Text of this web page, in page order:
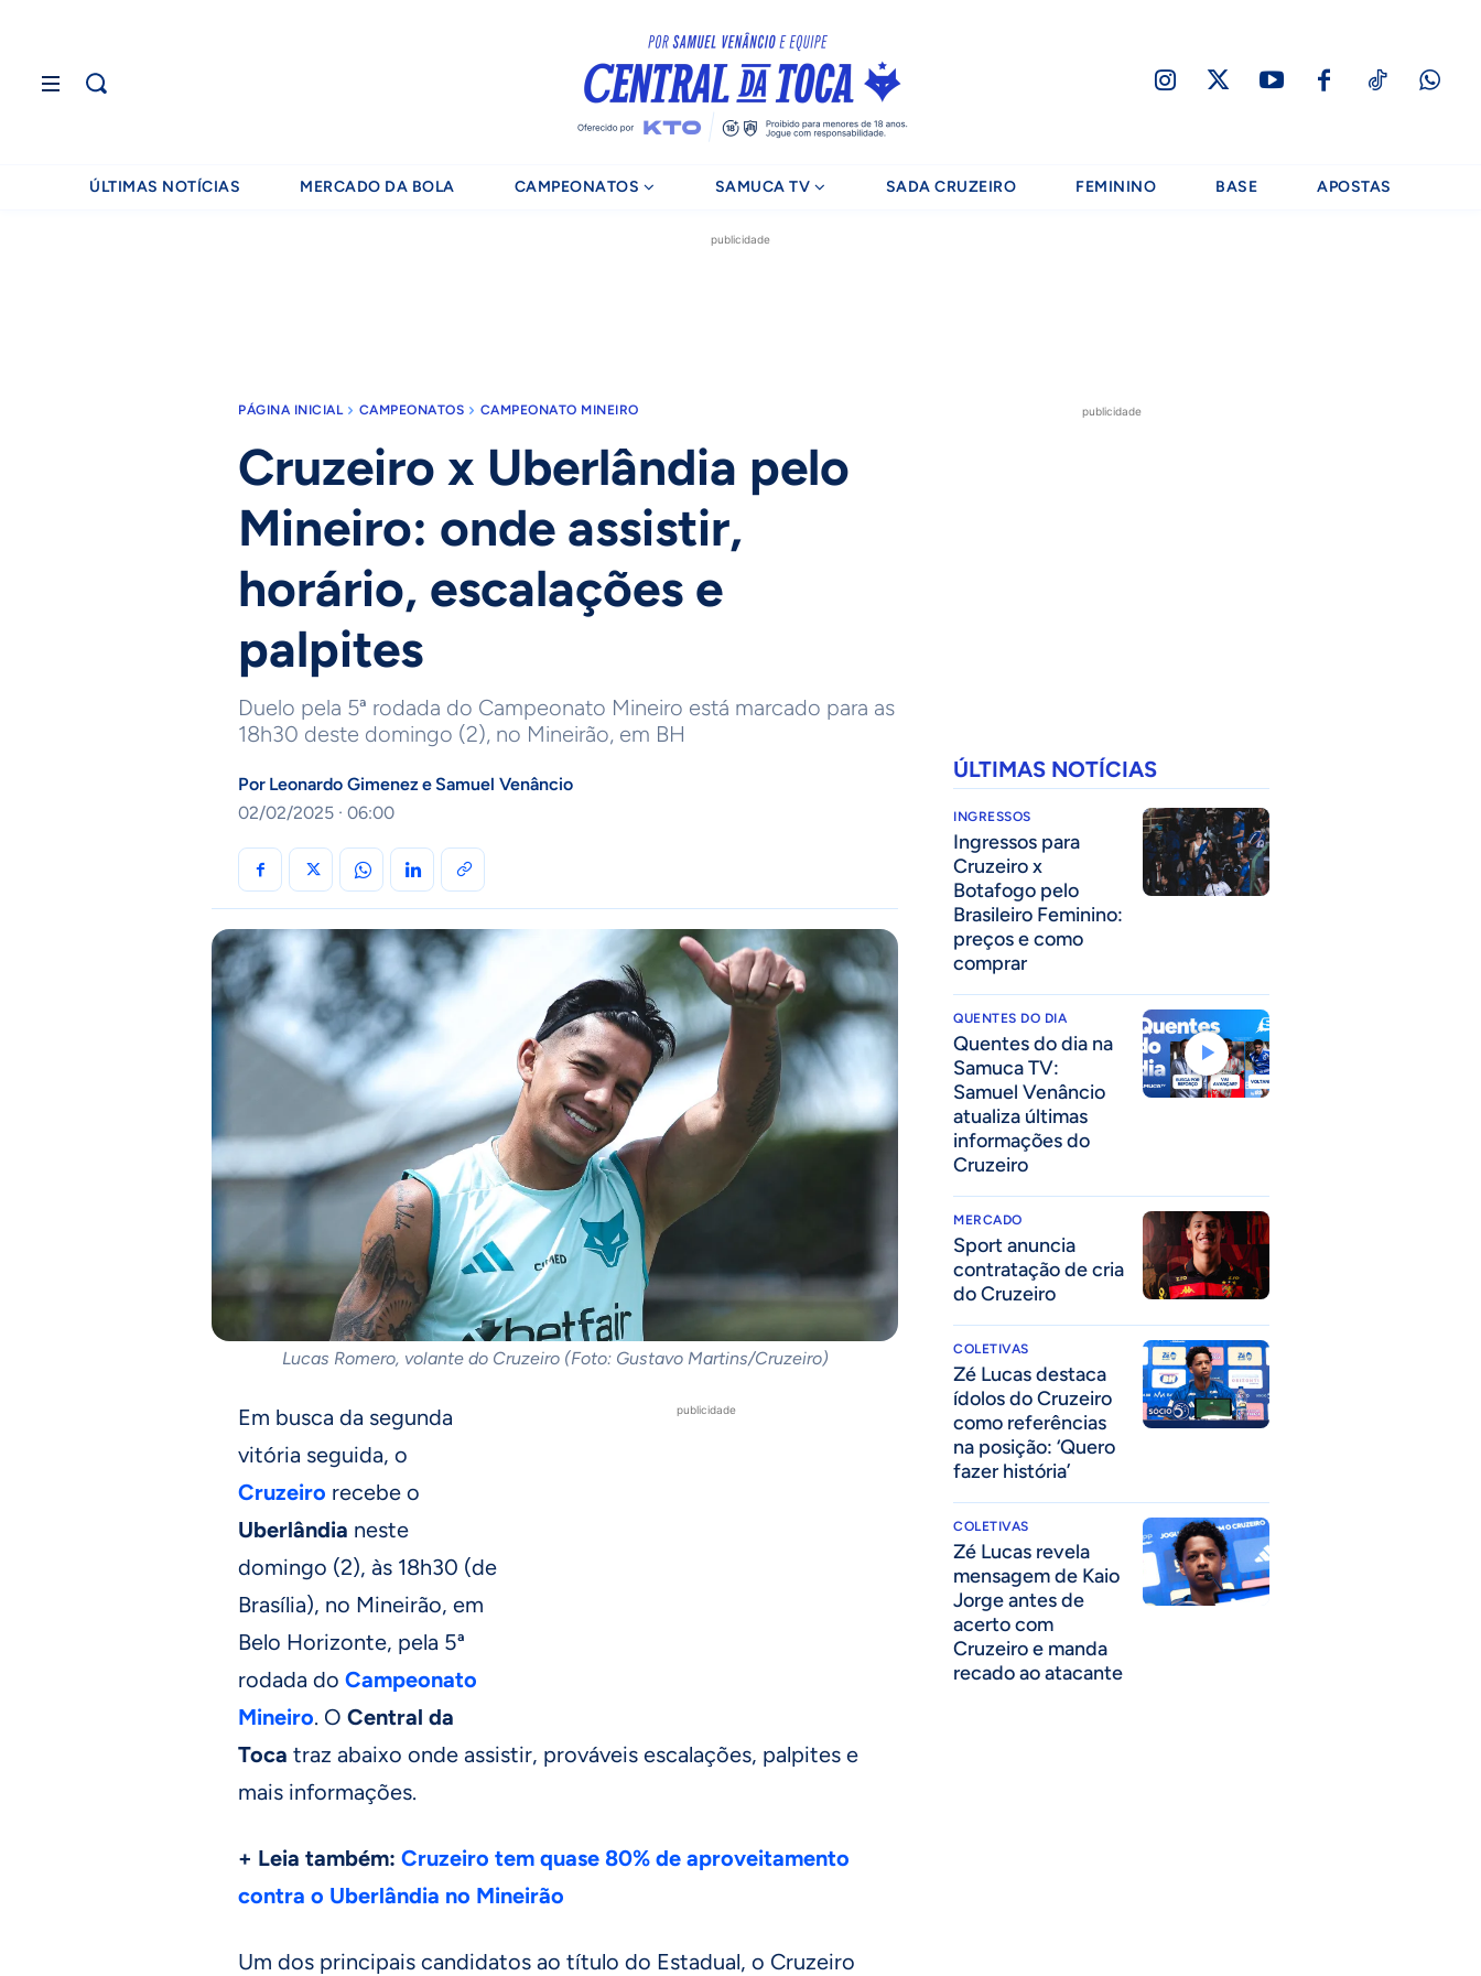
ÚLTIMAS NOTÍCIAS MERCADO DA BOLA CAMPEONATOS SAMUCA TV SADA CRUZEIRO FEMININO BASE APOSTAS
publicidade
PÁGINA INICIAL CAMPEONATOS CAMPEONATO MINEIRO
Cruzeiro x Uberlândia pelo
Mineiro: onde assistir,
horário, escalações e
palpites
Duelo pela 5ª rodada do Campeonato Mineiro está marcado para as
18h30 deste domingo (2), no Mineirão, em BH
Por Leonardo Gimeneze Samuel Venâncio
02/02/2025 · 06:00
Lucas Romero, volante do Cruzeiro (Foto: Gustavo Martins/Cruzeiro)
publicidade
Em busca da segunda
vitória seguida, o
Cruzeiro recebe o
Uberlândia neste
domingo (2), às 18h30 (de
Brasília), no Mineirão, em
Belo Horizonte, pela 5ª
rodada do Campeonato
Mineiro. O Central da
Toca traz abaixo onde assistir, prováveis escalações, palpites e
mais informações.
+ Leia também: Cruzeiro tem quase 80% de aproveitamento
contra o Uberlândia no Mineirão
Um dos principais candidatos ao título do Estadual, o Cruzeiro
publicidade
ÚLTIMAS NOTÍCIAS
INGRESSOS
Ingressos para
Cruzeiro x
Botafogo pelo
Brasileiro Feminino:
preços e como
comprar
QUENTES DO DIA
Quentes do dia na
Samuca TV:
Samuel Venâncio
atualiza últimas
informações do
Cruzeiro
MERCADO
Sport anuncia
contratação de cria
do Cruzeiro
COLETIVAS
Zé Lucas destaca
ídolos do Cruzeiro
como referências
na posição: ‘Quero
fazer história’
COLETIVAS
Zé Lucas revela
mensagem de Kaio
Jorge antes de
acerto com
Cruzeiro e manda
recado ao atacante